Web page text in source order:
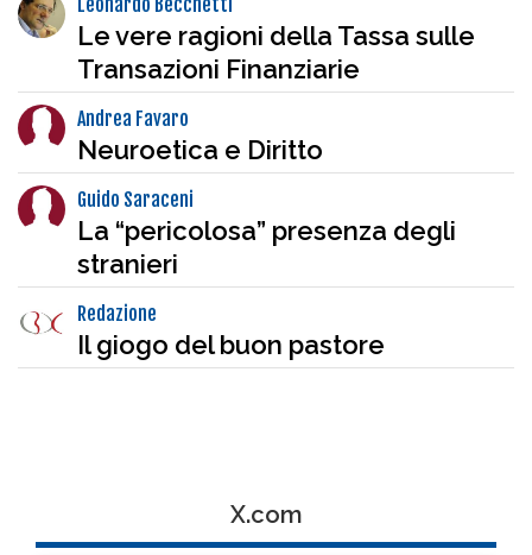
Le vere ragioni della Tassa sulle
Transazioni Finanziarie
Andrea Favaro
Neuroetica e Diritto
Guido Saraceni
La “pericolosa” presenza degli
stranieri
Redazione
Il giogo del buon pastore
X.com